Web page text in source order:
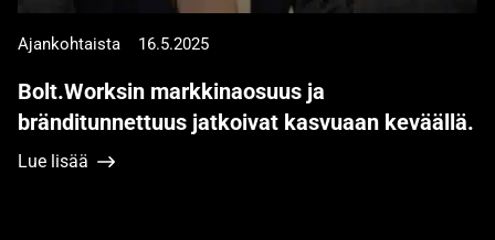
Ajankohtaista 16.5.2025
Bolt.Worksin markkinaosuus ja
bränditunnettuus jatkoivat kasvuaan keväällä.
Lue lisää